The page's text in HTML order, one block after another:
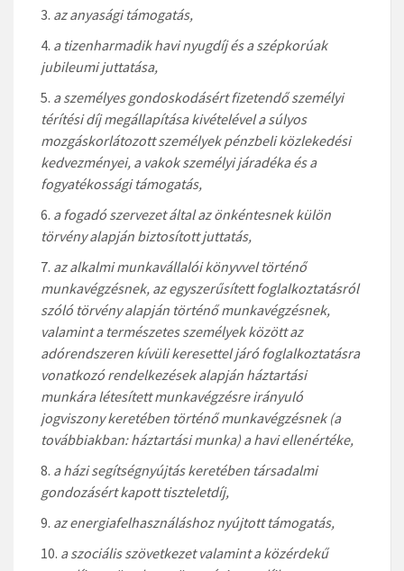
az anyasági támogatás,
a tizenharmadik havi nyugdíj és a szépkorúak
jubileumi juttatása,
a személyes gondoskodásért fizetendő személyi
térítési díj megállapítása kivételével a súlyos
mozgáskorlátozott személyek pénzbeli közlekedési
kedvezményei, a vakok személyi járadéka és a
fogyatékossági támogatás,
a fogadó szervezet által az önkéntesnek külön
törvény alapján biztosított juttatás,
az alkalmi munkavállalói könyvvel történő
munkavégzésnek, az egyszerűsített foglalkoztatásról
szóló törvény alapján történő munkavégzésnek,
valamint a természetes személyek között az
adórendszeren kívüli keresettel járó foglalkoztatásra
vonatkozó rendelkezések alapján háztartási
munkára létesített munkavégzésre irányuló
jogviszony keretében történő munkavégzésnek (a
továbbiakban: háztartási munka) a havi ellenértéke,
a házi segítségnyújtás keretében társadalmi
gondozásért kapott tiszteletdíj,
az energiafelhasználáshoz nyújtott támogatás,
a szociális szövetkezet valamint a közérdekű